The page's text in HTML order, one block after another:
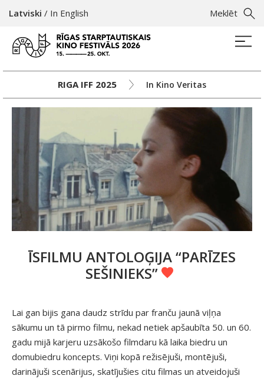
Meklēt
Latviski / In English
RIGA IFF 2025 In Kino Veritas
ĪSFILMU ANTOLOĢIJA “PARĪZES
SEŠINIEKS”
Lai gan bijis gana daudz strīdu par franču jaunā viļņa
sākumu un tā pirmo filmu, nekad netiek apšaubīta 50. un 60.
gadu mijā karjeru uzsākošo filmdaru kā laika biedru un
domubiedru koncepts. Viņi kopā režisējuši, montējuši,
darinājuši scenārijus, skatījušies citu filmas un atveidojuši